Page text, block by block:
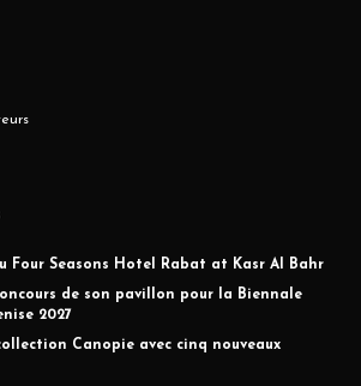
Four Seasons Hotel Rabat at Kasr Al Bahr
de son pavillon pour la Biennale
2027
Canopie avec cinq nouveaux